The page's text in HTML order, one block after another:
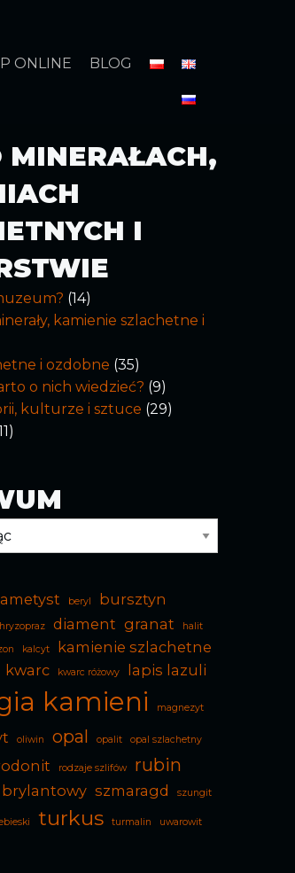
ONLINE BLOG
MINERAŁACH,
I
(14)
kamienie szlachetne i
i ozdobne (35)
o nich wiedzieć? (9)
kulturze i sztuce (29)
ametyst beryl bursztyn
diament granat
halit
kalcyt kamienie szlachetne
kwarc kwarc różowy
lapis lazuli
kamieni magnezyt
oliwin opal opalit opal szlachetny
rodzaje szlifów rubin
brylantowy szmaragd szungit
turkus turmalin uwarowit